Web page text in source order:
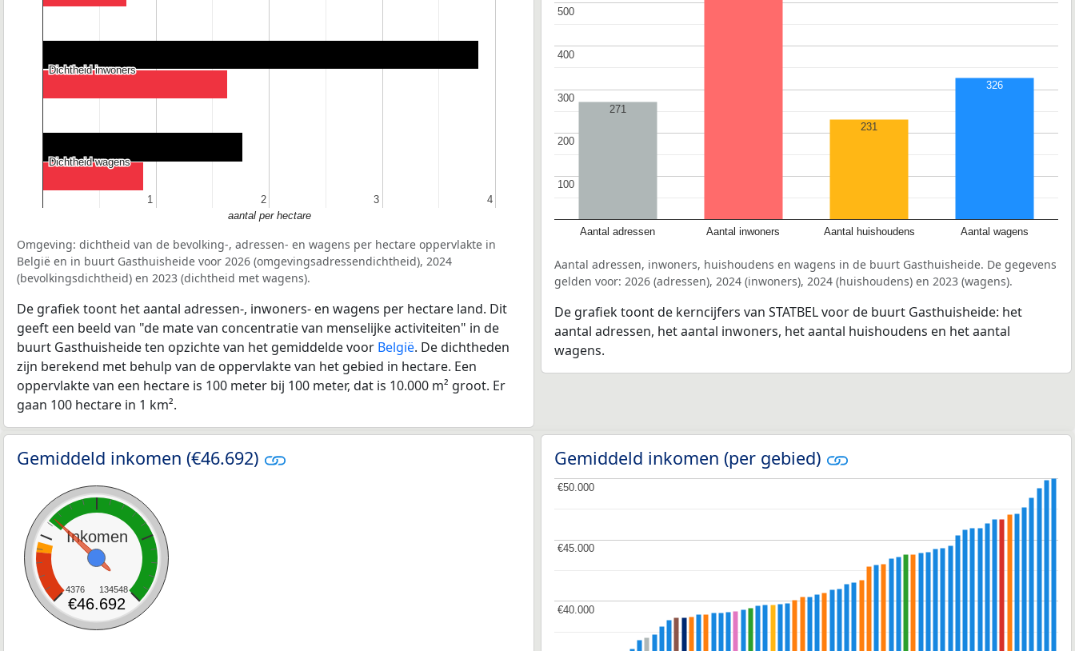
11 2
2 3
3 4
4
Dichtheid inwoners
Dichtheid inwoners
Dichtheid wagens
Dichtheid wagens
aantal per hectare
Omgeving: dichtheid van de bevolking-, adressen- en wagens per hectare oppervlakte in
België en in buurt Gasthuisheide voor 2026 (omgevingsadressendichtheid), 2024
(bevolkingsdichtheid) en 2023 (dichtheid met wagens).
De grafiek toont het aantal adressen-, inwoners- en wagens per hectare land. Dit
geeft een beeld van "de mate van concentratie van menselijke activiteiten" in de
buurt Gasthuisheide ten opzichte van het gemiddelde voor België. De dichtheden
zijn berekend met behulp van de oppervlakte van het gebied in hectare. Een
oppervlakte van een hectare is 100 meter bij 100 meter, dat is 10.000 m² groot. Er
gaan 100 hectare in 1 km².
Aantal adressen Aantal inwoners Aantal huishoudens Aantal wagens
100
100
200
200
300
300
400
400
500
500
271
231
326
Aantal adressen, inwoners, huishoudens en wagens in de buurt Gasthuisheide. De gegevens
gelden voor: 2026 (adressen), 2024 (inwoners), 2024 (huishoudens) en 2023 (wagens).
De grafiek toont de kerncijfers van STATBEL voor de buurt Gasthuisheide: het
aantal adressen, het aantal inwoners, het aantal huishoudens en het aantal
wagens.
Gemiddeld inkomen (€46.692)
Inkomen
4376 134548
€46.692
Gemiddeld inkomen (per gebied)
€40.000
€40.000
€45.000
€45.000
€50.000
€50.000